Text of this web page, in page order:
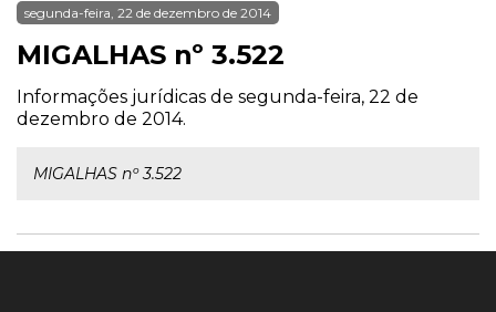
segunda-feira, 22 de dezembro de 2014
MIGALHAS nº 3.522
Informações jurídicas de segunda-feira, 22 de
dezembro de 2014.
MIGALHAS nº 3.522